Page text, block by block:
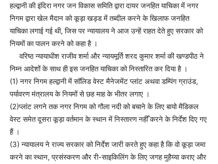
हल्द्वानी की इंदिरा नगर जन विकास समिति द्वारा दायर जनहित याचिका में नगर
निगम द्वारा खेल मैदान को कूड़ा खड्ड में तब्दील करने के खिलाफ जनहित
याचिका लगाई गई थी, जिस पर न्यायालय ने आज उन्हें राहत देते हुए सरकार को
नियमों का पालन करने को कहा है ।
वरिष्ठ न्यायाधीश राजीव शर्मा और न्यायमूर्ति शरद कुमार शर्मा की खण्डपीठ ने
निम्न आदेशों के साथ ही इस जनहित याचिका को निस्तारित कर दिया है ।
(1) नगर निगम हल्द्वानी में सॉलिड वेस्ट मैनेजमेंट प्लांट अथवा डम्पिंग ग्राउंड,
पर्यावरण मंत्रालय के नियमों से छह माह के भीतर लगाए ।
(2)प्लांट लगने तक नगर निगम को गौला नदी को बचाने के लिए बायो मैडिकल
वेस्ट समेत दूसरा कूड़ा वर्तमान के स्थान में निस्तारण नहीँ करने के निर्देश दिए गए
हैं ।
(3) न्यायालय ने राज्य सरकार को निर्देश जारी करते हुए कहा है कि वो कूड़ा जमा
करने का स्थान, प्रसंस्करण और री-साइकिलिंग के लिए जगह मुहैय्या कराए और